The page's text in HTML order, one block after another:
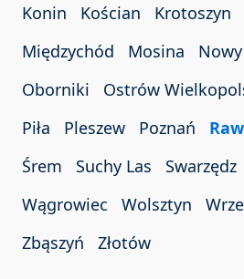
Konin
Kościan Krotoszyn
Międzychód
Mosina
Oborniki
Ostrów
Piła
Pleszew Poznań
Śrem
Suchy Las Swarzędz
Wągrowiec
Wolsztyn
Zbąszyń
Złotów